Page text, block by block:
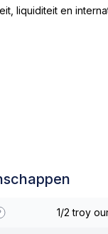
liquiditeit en
1/2 troy